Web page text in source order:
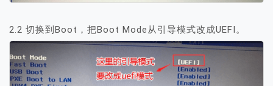
2.2 切换到Boot，把Boot Mode从引导模式改成UEFI。